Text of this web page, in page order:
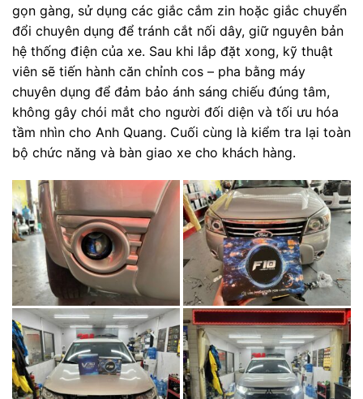
gọn gàng, sử dụng các giắc cắm zin hoặc giắc chuyển
đổi chuyên dụng để tránh cắt nối dây, giữ nguyên bản
hệ thống điện của xe. Sau khi lắp đặt xong, kỹ thuật
viên sẽ tiến hành căn chỉnh cos – pha bằng máy
chuyên dụng để đảm bảo ánh sáng chiếu đúng tâm,
không gây chói mắt cho người đối diện và tối ưu hóa
tầm nhìn cho Anh Quang. Cuối cùng là kiểm tra lại toàn
bộ chức năng và bàn giao xe cho khách hàng.